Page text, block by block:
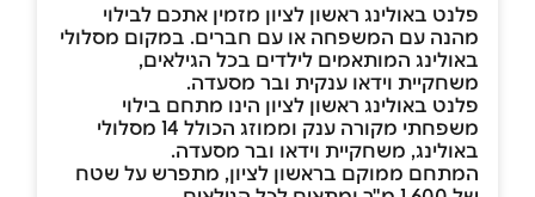
פלנט באולינג ראשון לציון מזמין אתכם לבילוי
מהנה עם המשפחה או עם חברים. במקום מסלולי
באולינג המותאמים לילדים בכל הגילאים,
משחקיית וידאו ענקית ובר מסעדה.
פלנט באולינג ראשון לציון הינו מתחם בילוי
משפחתי מקורה ענק וממוזג הכולל 14 מסלולי
באולינג, משחקיית וידאו ובר מסעדה.
המתחם ממוקם בראשון לציון, מתפרש על שטח